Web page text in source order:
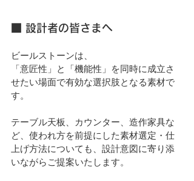
■ 設計者の皆さまへ
ビールストーンは、
「意匠性」と「機能性」を同時に成立さ
せたい場面で有効な選択肢となる素材で
す。
テーブル天板、カウンター、造作家具な
ど、使われ方を前提にした素材選定・仕
上げ方法についても、設計意図に寄り添
いながらご提案いたします。